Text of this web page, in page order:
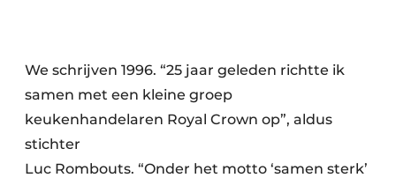
We schrijven 1996. “25 jaar geleden richtte ik
samen met een kleine groep
keukenhandelaren Royal Crown op”, aldus
stichter
Luc Rombouts. “Onder het motto ‘samen sterk’